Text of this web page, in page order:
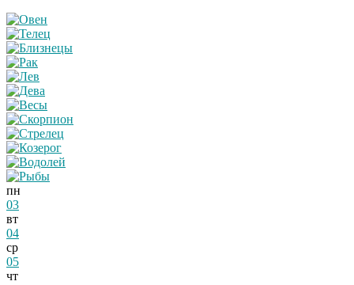
пн
03
вт
04
ср
05
чт